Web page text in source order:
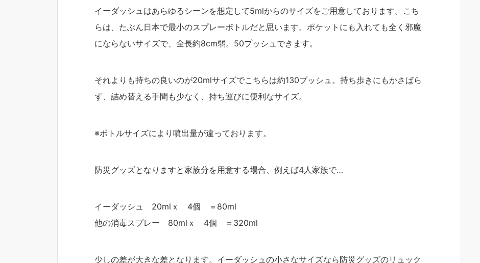
イーダッシュはあらゆるシーンを想定して5mlからのサイズをご用意しております。こち
らは、たぶん日本で最小のスプレーボトルだと思います。ポケットにも入れても全く邪魔
にならないサイズで、全長約8cm弱。50プッシュできます。
それよりも持ちの良いのが20mlサイズでこちらは約130プッシュ。持ち歩きにもかさばら
ず、詰め替える手間も少なく、持ち運びに便利なサイズ。
※ボトルサイズにより噴出量が違っております。
防災グッズとなりますと家族分を用意する場合、例えば4人家族で…
イーダッシュ 20mlｘ 4個 ＝80ml
他の消毒スプレー 80mlｘ 4個 ＝320ml
少しの差が大きな差となります。イーダッシュの小さなサイズなら防災グッズのリュック